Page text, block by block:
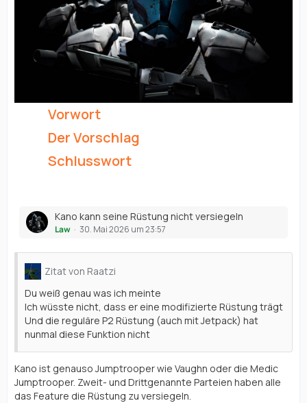
Vorwort
Der Vorschlag
Schlusswort
Kano kann seine Rüstung nicht versiegeln
Law 30. Mai 2026 um 23:57
Zitat von Raatzi
Du weiß genau was ich meinte
Ich wüsste nicht, dass er eine modifizierte Rüstung trägt
Und die reguläre P2 Rüstung (auch mit Jetpack) hat
nunmal diese Funktion nicht
Kano ist genauso Jumptrooper wie Vaughn oder die Medic
Jumptrooper. Zweit- und Drittgenannte Parteien haben alle
das Feature die Rüstung zu versiegeln.